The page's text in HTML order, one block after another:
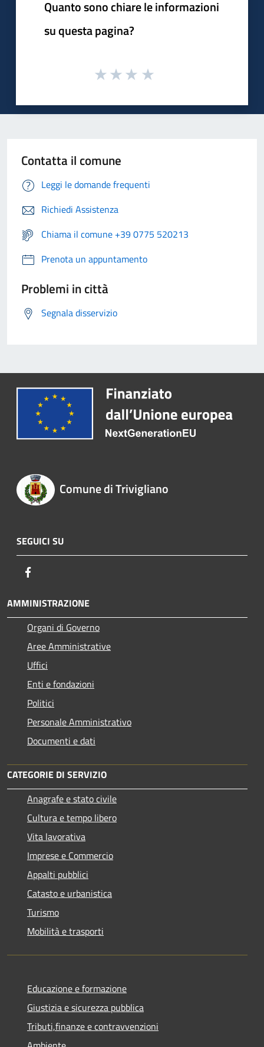
Quanto sono chiare le informazioni
su questa pagina?
Contatta il comune
Leggi le domande frequenti
Richiedi Assistenza
Chiama il comune +39 0775 520213
Prenota un appuntamento
Problemi in città
Segnala disservizio
Comune di Trivigliano
SEGUICI SU
AMMINISTRAZIONE
Organi di Governo
Aree Amministrative
Uffici
Enti e fondazioni
Politici
Personale Amministrativo
Documenti e dati
CATEGORIE DI SERVIZIO
Anagrafe e stato civile
Cultura e tempo libero
Vita lavorativa
Imprese e Commercio
Appalti pubblici
Catasto e urbanistica
Turismo
Mobilità e trasporti
Educazione e formazione
Giustizia e sicurezza pubblica
Tributi,finanze e contravvenzioni